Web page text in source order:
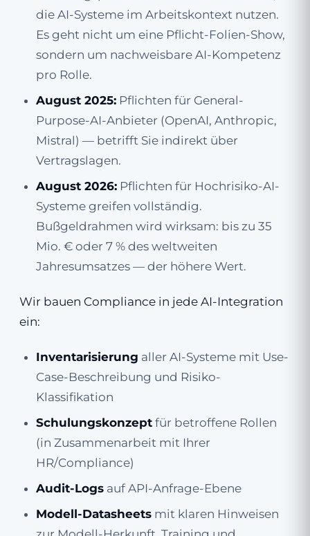
die AI-Systeme im Arbeitskontext nutzen.
Es geht nicht um eine Pflicht-Folien-Show,
sondern um nachweisbare AI-Kompetenz
pro Rolle.
August 2025: Pflichten für General-
Purpose-AI-Anbieter (OpenAI, Anthropic,
Mistral) — betrifft Sie indirekt über
Vertragslagen.
August 2026: Pflichten für Hochrisiko-AI-
Systeme greifen vollständig.
Bußgeldrahmen wird wirksam: bis zu 35
Mio. € oder 7 % des weltweiten
Jahresumsatzes — der höhere Wert.
Wir bauen Compliance in jede AI-Integration
ein:
Inventarisierung aller AI-Systeme mit Use-
Case-Beschreibung und Risiko-
Klassifikation
Schulungskonzept für betroffene Rollen
(in Zusammenarbeit mit Ihrer
HR/Compliance)
Audit-Logs auf API-Anfrage-Ebene
Modell-Datasheets mit klaren Hinweisen